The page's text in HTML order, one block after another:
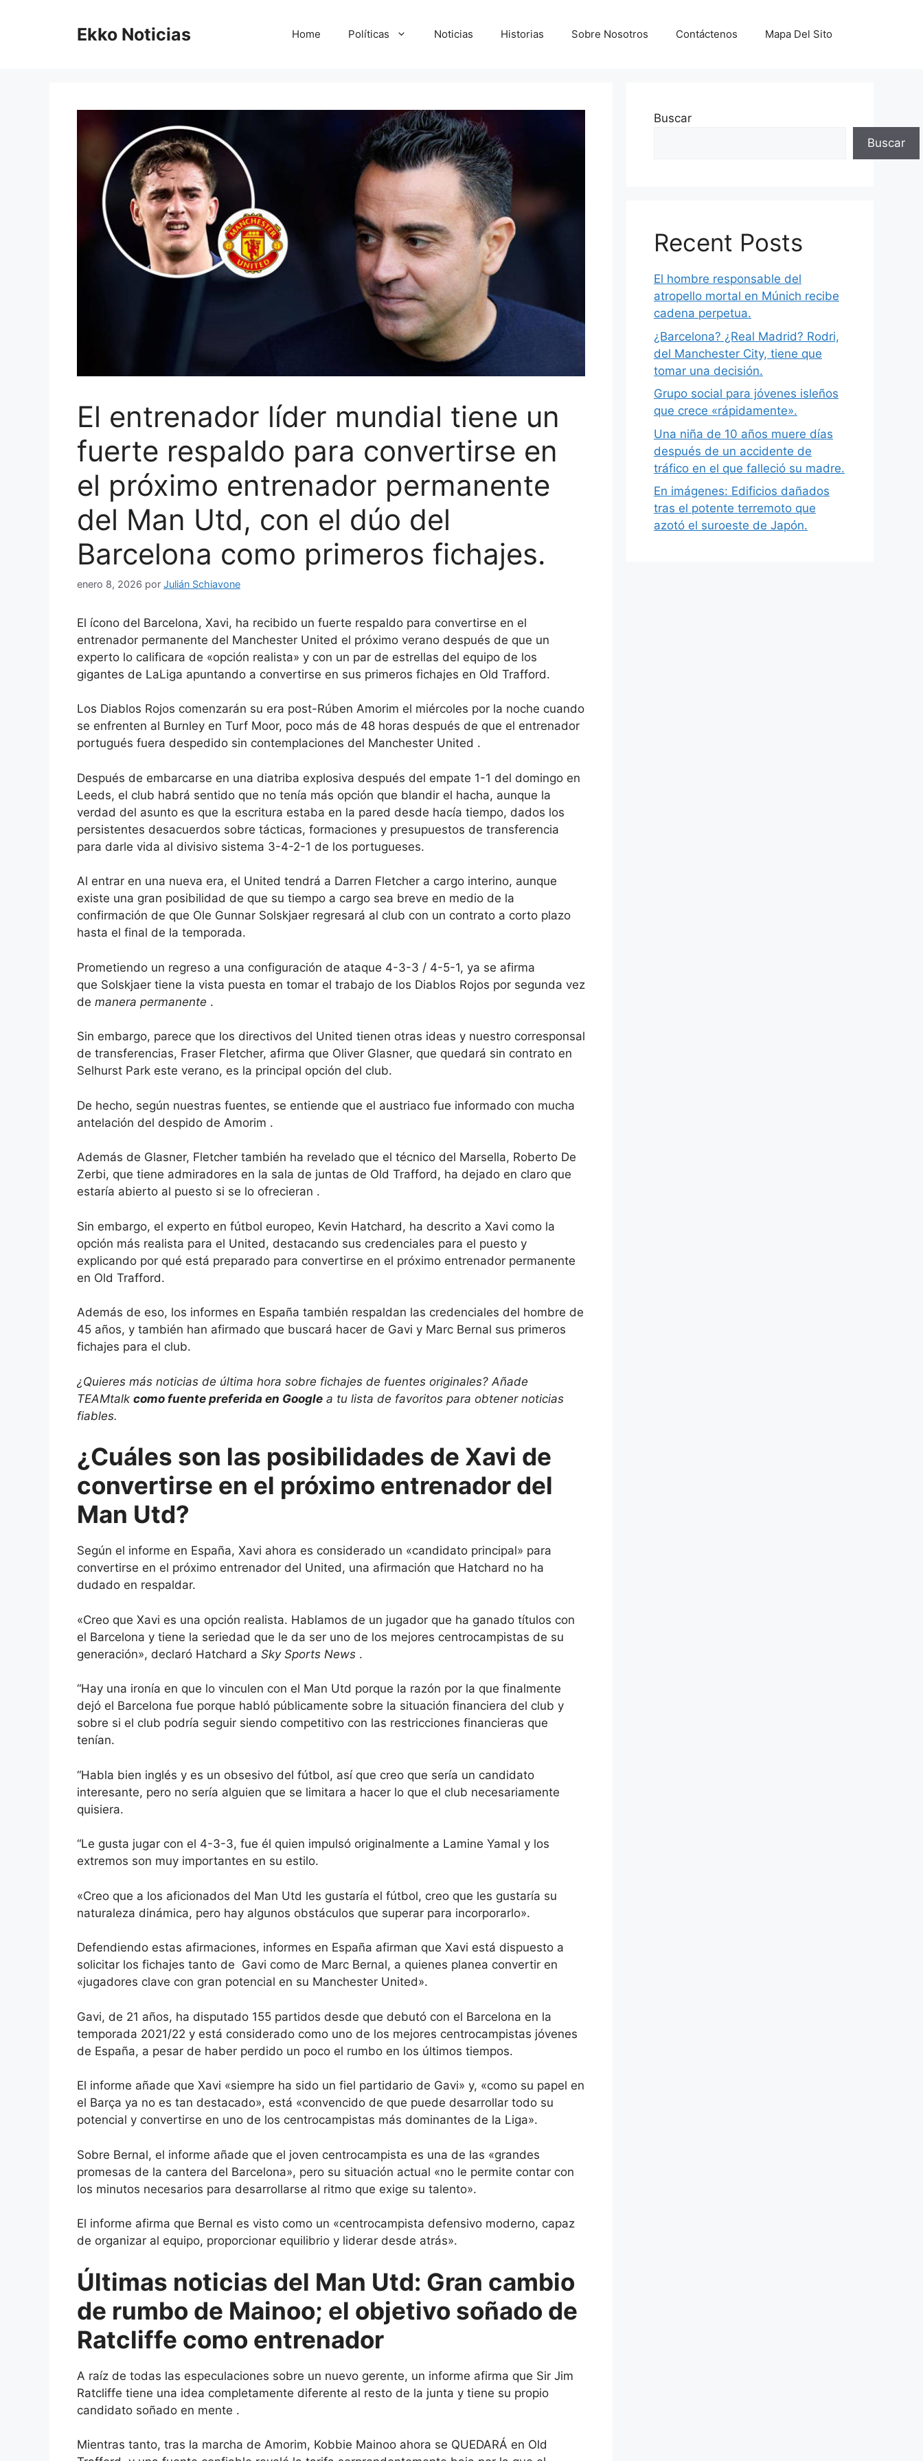
Ekko Noticias Home Políticas Noticias Historias Sobre Nosotros Contáctenos Mapa Del Sito
El entrenador líder mundial tiene un
fuerte respaldo para convertirse en
el próximo entrenador permanente
del Man Utd, con el dúo del
Barcelona como primeros fichajes.
enero 8, 2026 por Julián Schiavone
El ícono del Barcelona, ​​Xavi, ha recibido un fuerte respaldo para convertirse en el
entrenador permanente del Manchester United el próximo verano después de que un
experto lo calificara de «opción realista» y con un par de estrellas del equipo de los
gigantes de LaLiga apuntando a convertirse en sus primeros fichajes en Old Trafford.
Los Diablos Rojos comenzarán su era post-Rúben Amorim el miércoles por la noche cuando
se enfrenten al Burnley en Turf Moor, poco más de 48 horas después de que el entrenador
portugués fuera despedido sin contemplaciones del Manchester United .
Después de embarcarse en una diatriba explosiva después del empate 1-1 del domingo en
Leeds, el club habrá sentido que no tenía más opción que blandir el hacha, aunque la
verdad del asunto es que la escritura estaba en la pared desde hacía tiempo, dados los
persistentes desacuerdos sobre tácticas, formaciones y presupuestos de transferencia
para darle vida al divisivo sistema 3-4-2-1 de los portugueses.
Al entrar en una nueva era, el United tendrá a Darren Fletcher a cargo interino, aunque
existe una gran posibilidad de que su tiempo a cargo sea breve en medio de la
confirmación de que Ole Gunnar Solskjaer regresará al club con un contrato a corto plazo
hasta el final de la temporada.
Prometiendo un regreso a una configuración de ataque 4-3-3 / 4-5-1, ya se afirma
que Solskjaer tiene la vista puesta en tomar el trabajo de los Diablos Rojos por segunda vez
de manera permanente .
Sin embargo, parece que los directivos del United tienen otras ideas y nuestro corresponsal
de transferencias, Fraser Fletcher, afirma que Oliver Glasner, que quedará sin contrato en
Selhurst Park este verano, es la principal opción del club.
De hecho, según nuestras fuentes, se entiende que el austriaco fue informado con mucha
antelación del despido de Amorim .
Además de Glasner, Fletcher también ha revelado que el técnico del Marsella, Roberto De
Zerbi, que tiene admiradores en la sala de juntas de Old Trafford, ha dejado en claro que
estaría abierto al puesto si se lo ofrecieran .
Sin embargo, el experto en fútbol europeo, Kevin Hatchard, ha descrito a Xavi como la
opción más realista para el United, destacando sus credenciales para el puesto y
explicando por qué está preparado para convertirse en el próximo entrenador permanente
en Old Trafford.
Además de eso, los informes en España también respaldan las credenciales del hombre de
45 años, y también han afirmado que buscará hacer de Gavi y Marc Bernal sus primeros
fichajes para el club.
¿Quieres más noticias de última hora sobre fichajes de fuentes originales? Añade
TEAMtalk como fuente preferida en Google a tu lista de favoritos para obtener noticias
fiables.
¿Cuáles son las posibilidades de Xavi de
convertirse en el próximo entrenador del
Man Utd?
Según el informe en España, Xavi ahora es considerado un «candidato principal» para
convertirse en el próximo entrenador del United, una afirmación que Hatchard no ha
dudado en respaldar.
«Creo que Xavi es una opción realista. Hablamos de un jugador que ha ganado títulos con
el Barcelona y tiene la seriedad que le da ser uno de los mejores centrocampistas de su
generación», declaró Hatchard a Sky Sports News .
“Hay una ironía en que lo vinculen con el Man Utd porque la razón por la que finalmente
dejó el Barcelona fue porque habló públicamente sobre la situación financiera del club y
sobre si el club podría seguir siendo competitivo con las restricciones financieras que
tenían.
“Habla bien inglés y es un obsesivo del fútbol, ​​así que creo que sería un candidato
interesante, pero no sería alguien que se limitara a hacer lo que el club necesariamente
quisiera.
“Le gusta jugar con el 4-3-3, fue él quien impulsó originalmente a Lamine Yamal y los
extremos son muy importantes en su estilo.
«Creo que a los aficionados del Man Utd les gustaría el fútbol, ​​creo que les gustaría su
naturaleza dinámica, pero hay algunos obstáculos que superar para incorporarlo».
Defendiendo estas afirmaciones, informes en España afirman que Xavi está dispuesto a
solicitar los fichajes tanto de Gavi como de Marc Bernal, a quienes planea convertir en
«jugadores clave con gran potencial en su Manchester United».
Gavi, de 21 años, ha disputado 155 partidos desde que debutó con el Barcelona en la
temporada 2021/22 y está considerado como uno de los mejores centrocampistas jóvenes
de España, a pesar de haber perdido un poco el rumbo en los últimos tiempos.
El informe añade que Xavi «siempre ha sido un fiel partidario de Gavi» y, «como su papel en
el Barça ya no es tan destacado», está «convencido de que puede desarrollar todo su
potencial y convertirse en uno de los centrocampistas más dominantes de la Liga».
Sobre Bernal, el informe añade que el joven centrocampista es una de las «grandes
promesas de la cantera del Barcelona», pero su situación actual «no le permite contar con
los minutos necesarios para desarrollarse al ritmo que exige su talento».
El informe afirma que Bernal es visto como un «centrocampista defensivo moderno, capaz
de organizar al equipo, proporcionar equilibrio y liderar desde atrás».
Últimas noticias del Man Utd: Gran cambio
de rumbo de Mainoo; el objetivo soñado de
Ratcliffe como entrenador
A raíz de todas las especulaciones sobre un nuevo gerente, un informe afirma que Sir Jim
Ratcliffe tiene una idea completamente diferente al resto de la junta y tiene su propio
candidato soñado en mente .
Mientras tanto, tras la marcha de Amorim, Kobbie Mainoo ahora se QUEDARÁ en Old
Buscar
Buscar
Recent Posts
El hombre responsable del
atropello mortal en Múnich recibe
cadena perpetua.
¿Barcelona? ¿Real Madrid? Rodri,
del Manchester City, tiene que
tomar una decisión.
Grupo social para jóvenes isleños
que crece «rápidamente».
Una niña de 10 años muere días
después de un accidente de
tráfico en el que falleció su madre.
En imágenes: Edificios dañados
tras el potente terremoto que
azotó el suroeste de Japón.